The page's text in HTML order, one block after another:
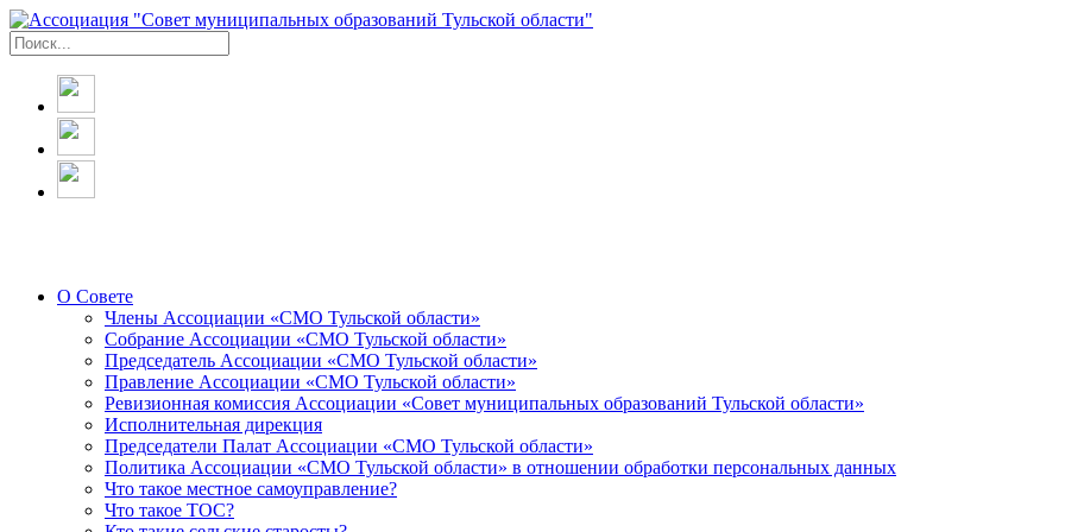
О Совете
Члены Ассоциации «СМО Тульской области»
Собрание Ассоциации «СМО Тульской области»
Председатель Ассоциации «СМО Тульской области»
Правление Ассоциации «СМО Тульской области»
Ревизионная комиссия Ассоциации «Совет муниципальных образований Тульской области»
Исполнительная дирекция
Председатели Палат Ассоциации «СМО Тульской области»
Политика Ассоциации «СМО Тульской области» в отношении обработки персональных данных
Что такое местное самоуправление?
Что такое ТОС?